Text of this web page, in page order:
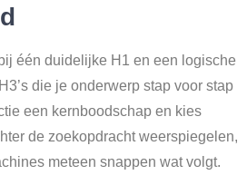
één duidelijke H1 en een logische
die je onderwerp stap voor stap
een kernboodschap en kies
de zoekopdracht weerspiegelen,
meteen snappen wat volgt.